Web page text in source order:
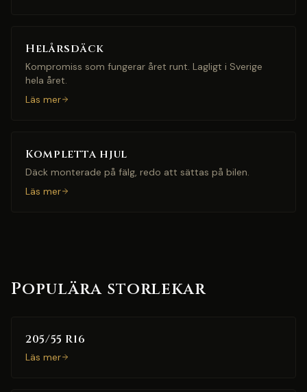
Helårsdäck
Kompromiss som fungerar året runt. Lagligt i Sverige
hela året.
Läs mer
Kompletta hjul
Däck monterade på fälg, redo att sättas på bilen.
Läs mer
Populära storlekar
205/55 R16
Läs mer